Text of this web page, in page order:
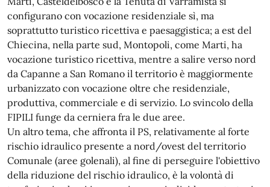
configurano con vocazione residenziale sì, ma
soprattutto turistico ricettiva e paesaggistica; a est del
Chiecina, nella parte sud, Montopoli, come Marti, ha
vocazione turistico ricettiva, mentre a salire verso nord
da Capanne a San Romano il territorio è maggiormente
urbanizzato con vocazione oltre che residenziale,
produttiva, commerciale e di servizio. Lo svincolo della
FIPILI funge da cerniera fra le due aree.
Un altro tema, che affronta il PS, relativamente al forte
rischio idraulico presente a nord/ovest del territorio
Comunale (aree golenali), al fine di perseguire l'obiettivo
della riduzione del rischio idraulico, è la volontà di